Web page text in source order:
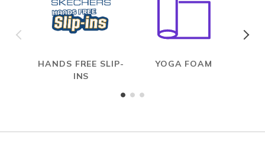
HANDS FREE SLIP-
INS
YOGA FOAM